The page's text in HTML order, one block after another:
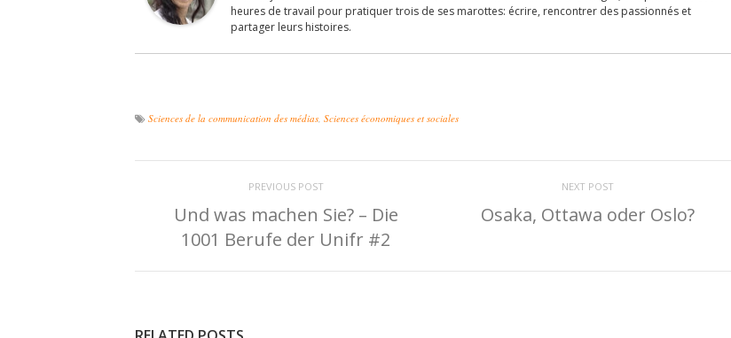
heures de travail pour pratiquer trois de ses marottes: écrire, rencontrer des passionnés et
partager leurs histoires.
Sciences de la communication des médias Sciences économiques et sociales
PREVIOUS POST
Und was machen Sie? – Die
1001 Berufe der Unifr #2
NEXT POST
Osaka, Ottawa oder Oslo?